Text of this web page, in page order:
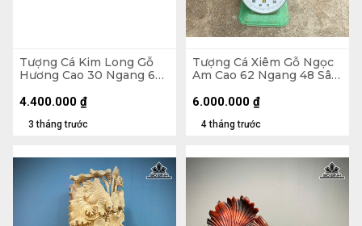
Tượng Cá Kim Long Gỗ
Hương Cao 30 Ngang 66
3 tháng trước
4.400.000 ₫
Tượng Cá Xiêm Gỗ Ngọc
Am Cao 62 Ngang 48 Sâu
4 tháng trước
6.000.000 ₫